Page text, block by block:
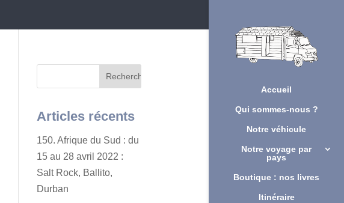
Accueil
Qui sommes-nous ?
Notre véhicule
Notre voyage par
pays
Boutique : nos livres
Itinéraire
Articles récents
150. Afrique du Sud : du
15 au 28 avril 2022 :
Salt Rock, Ballito,
Durban